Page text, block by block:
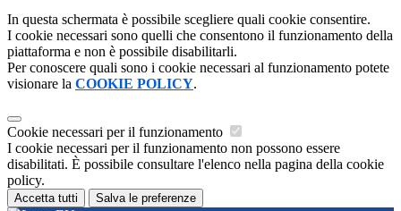
In questa schermata è possibile scegliere quali cookie consentire.
I cookie necessari sono quelli che consentono il funzionamento della
piattaforma e non è possibile disabilitarli.
Per conoscere quali sono i cookie necessari al funzionamento potete
visionare la COOKIE POLICY.
Cookie necessari per il funzionamento
I cookie necessari per il funzionamento non possono essere
disabilitati. È possibile consultare l'elenco nella pagina della cookie
policy.
Accetta tutti Salva le preferenze